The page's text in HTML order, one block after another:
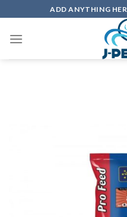
to
content
ADD ANYTHING